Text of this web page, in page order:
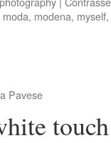
moda, modena, myself,
Pavese